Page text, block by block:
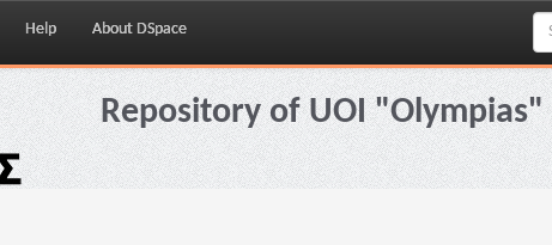
Help About DSpace
Repository of UOI "Olympias"